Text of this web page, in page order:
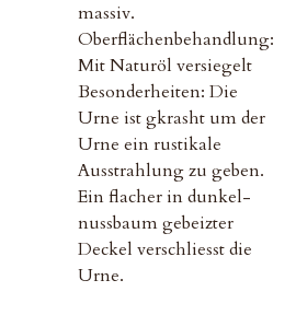
massiv.
Oberflächenbehandlung:
Mit Naturöl versiegelt
Besonderheiten: Die
Urne ist gkrasht um der
Urne ein rustikale
Ausstrahlung zu geben.
Ein flacher in dunkel-
nussbaum gebeizter
Deckel verschliesst die
Urne.